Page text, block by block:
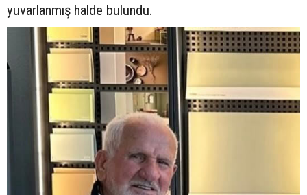
yuvarlanmış halde bulundu.